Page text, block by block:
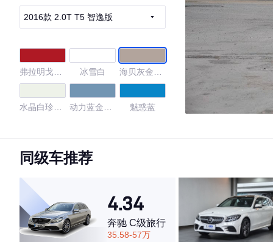
2016款 2.0T T5 智逸版
弗拉明戈红
冰雪白
海贝灰金属
水晶白珍珠
动力蓝金属
魅惑蓝
4.6
·外观表现较为优秀，优于65%同级车
同级车推荐
4.34
奔驰 C级旅行
35.58-57万